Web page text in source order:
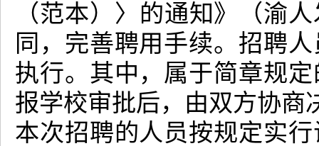
（范本）〉的通知》（渝
同，完善聘用手续。招聘
执行。其中，属于简章规
报学校审批后，由双方协商
本次招聘的人员按规定实